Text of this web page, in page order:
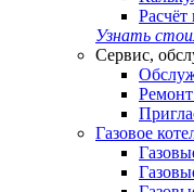
Расчёт
Узнать
Сервис,
Газовое